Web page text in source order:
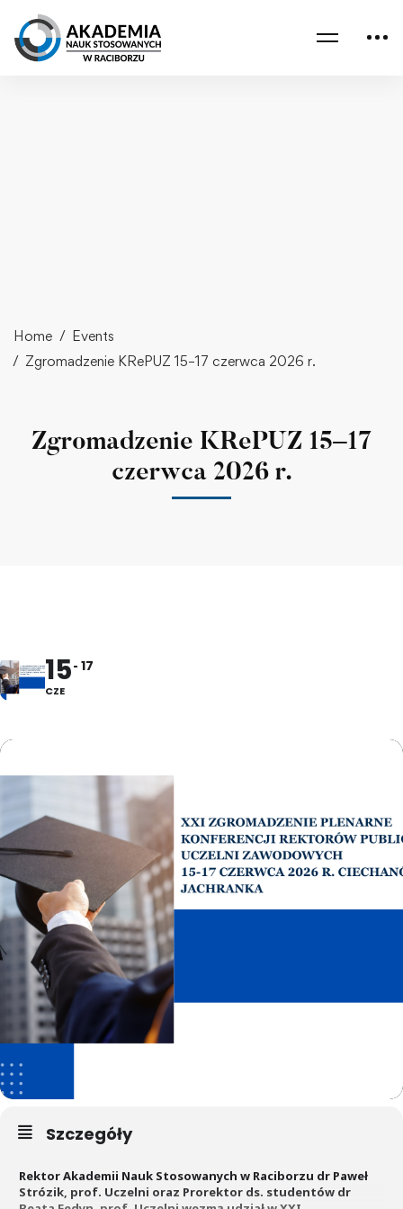
Home
Events
Zgromadzenie KRePUZ 15–17 czerwca 2026 r.
Zgromadzenie KRePUZ 15–17
czerwca 2026 r.
15
CZE
17
Szczegóły
Rektor Akademii Nauk Stosowanych w Raciborzu dr Paweł
Strózik, prof. Uczelni oraz Prorektor ds. studentów dr